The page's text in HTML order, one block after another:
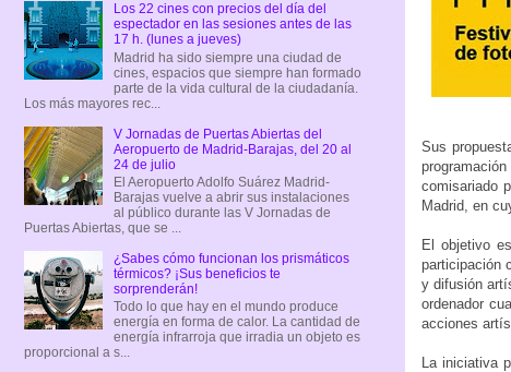
Sus
comisariado
Madrid, en
El objetivo
participación
y difusión
ordenador
acciones
La iniciativa
Los 22 cines con precios del día del
espectador en las sesiones antes de las
17 h. (lunes a jueves)
Madrid ha sido siempre una ciudad de
cines, espacios que siempre han formado
parte de la vida cultural de la ciudadanía.
Los más mayores rec...
V Jornadas de Puertas Abiertas del
Aeropuerto de Madrid-Barajas, del 20 al
24 de julio
El Aeropuerto Adolfo Suárez Madrid-
Barajas vuelve a abrir sus instalaciones
al público durante las V Jornadas de
Puertas Abiertas, que se ...
¿Sabes cómo funcionan los prismáticos
térmicos? ¡Sus beneficios te
sorprenderán!
Todo lo que hay en el mundo produce
energía en forma de calor. La cantidad de
energía infrarroja que irradia un objeto es
proporcional a s...